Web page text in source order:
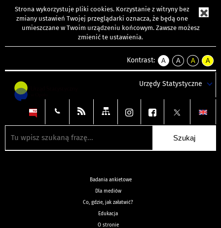
Strona wykorzystuje pliki cookies. Korzystanie z witryny bez
zmiany ustawień Twojej przeglądarki oznacza, że będą one
umieszczane w Twoim urządzeniu końcowym. Zawsze możesz
zmienić te ustawienia.
Kontrast:
A
kontrast
A
kontrast
tekst
czarnym
A
kontrast
tekst
czarnym
A
tekst
żółtym
Urzędy Statystyczne
Badania ankietowe
Dla mediów
Co, gdzie, jak załatwić?
Edukacja
O stronie